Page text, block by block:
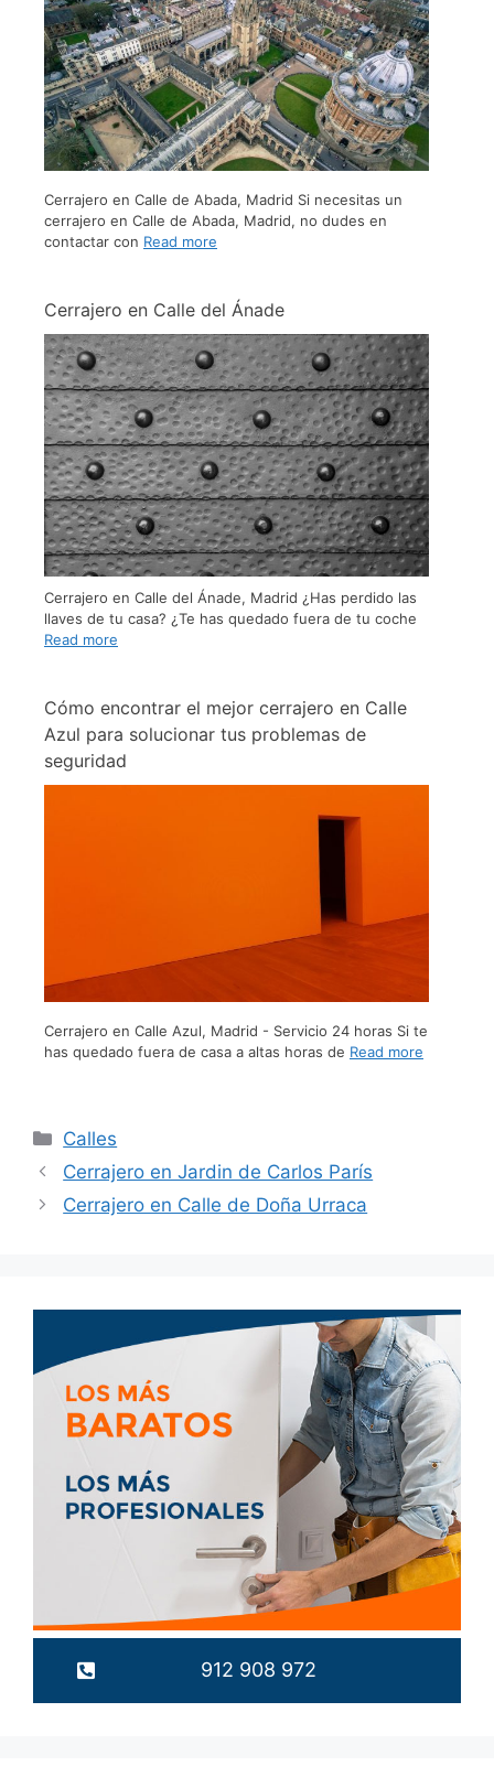
Cerrajero en Calle de Abada, Madrid Si necesitas un
cerrajero en Calle de Abada, Madrid, no dudes en
contactar con Read more
Cerrajero en Calle del Ánade
Cerrajero en Calle del Ánade, Madrid ¿Has perdido las
llaves de tu casa? ¿Te has quedado fuera de tu coche
Read more
Cómo encontrar el mejor cerrajero en Calle
Azul para solucionar tus problemas de
seguridad
Cerrajero en Calle Azul, Madrid - Servicio 24 horas Si te
has quedado fuera de casa a altas horas de Read more
Calles
Cerrajero en Jardin de Carlos París
Cerrajero en Calle de Doña Urraca
912 908 972